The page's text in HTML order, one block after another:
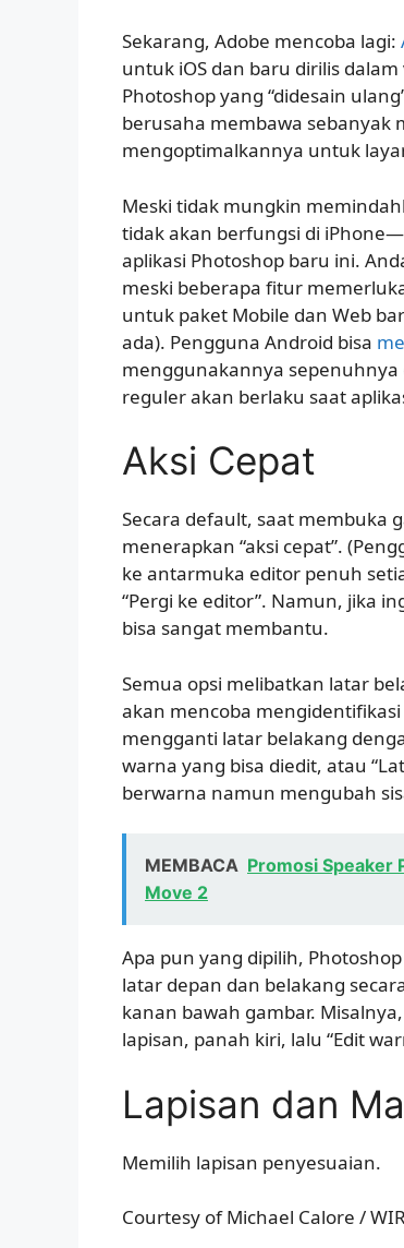
Sekarang, Adobe mencoba lagi:
untuk iOS dan baru dirilis
Photoshop yang “didesain
berusaha membawa sebanyak
mengoptimalkannya untuk
Meski tidak mungkin
tidak akan berfungsi di
aplikasi Photoshop baru ini.
meski beberapa fitur
untuk paket Mobile dan Web
ada). Pengguna Android bisa
menggunakannya
reguler akan berlaku saat
Aksi Cepat
Secara default, saat membuka
menerapkan “aksi cepat”.
ke antarmuka editor penuh
“Pergi ke editor”. Namun, jika
bisa sangat membantu.
Semua opsi melibatkan latar
akan mencoba
mengganti latar belakang
warna yang bisa diedit, atau
berwarna namun mengubah
MEMBACA Promosi Speaker
Move 2
Apa pun yang dipilih,
latar depan dan belakang
kanan bawah gambar.
lapisan, panah kiri, lalu “Edit
Lapisan dan
Memilih lapisan penyesuaian.
Courtesy of Michael Calore /